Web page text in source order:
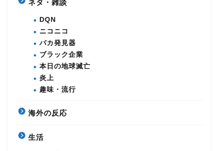
ネタ・雑談
DQN
ニコニコ
バカ発見器
ブラック企業
本日の地球滅亡
炎上
趣味・流行
海外の反応
生活